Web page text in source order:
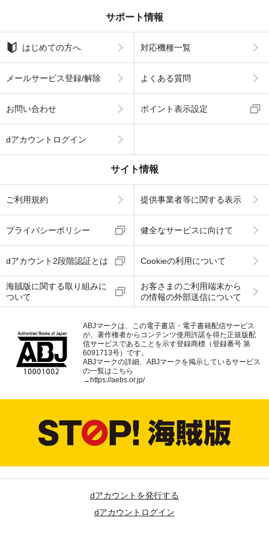
サポート情報
はじめての方へ 対応機種一覧
メールサービス登録/解除 よくある質問
お問い合わせ ポイント表示設定
dアカウントログイン
サイト情報
ご利用規約 提供事業者等に関する表示
プライバシーポリシー 健全なサービスに向けて
dアカウント2段階認証とは Cookieの利用について
海賊版に関する取り組みに
ついて
お客さまのご利用端末から
の情報の外部送信について
ABJマークは、この電子書店・電子書籍配信サービス
が、著作権者からコンテンツ使用許諾を得た正規版配
信サービスであることを示す登録商標（登録番号 第
6091713号）です。
ABJマークの詳細、ABJマークを掲示しているサービス
の一覧はこちら
→ https://aebs.or.jp/
dアカウントを発行する
dアカウントログイン